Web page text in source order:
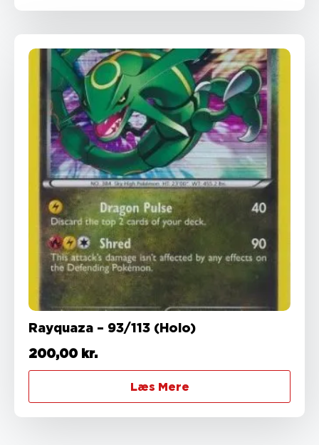
Rayquaza – 93/113 (Holo)
200,00 kr.
Læs Mere